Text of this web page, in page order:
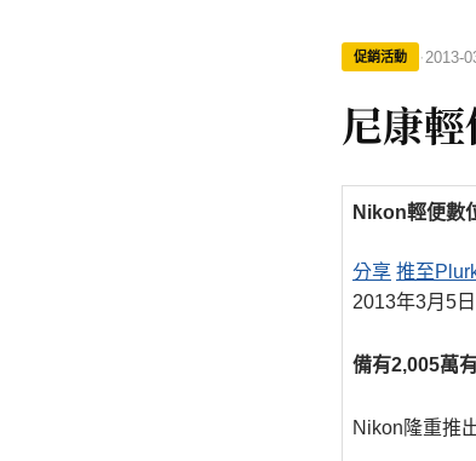
促銷活動 · 2013-
尼康
Nikon輕便數
分享 推至
2013年3月5日
備有2,005萬
Nikon隆重推